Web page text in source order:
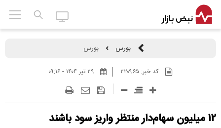
بورس بورس
کد خبر: ۲۲۰۹۶۵
۱۲ میلیون سهام‌دار منتظر واریز سود باشند